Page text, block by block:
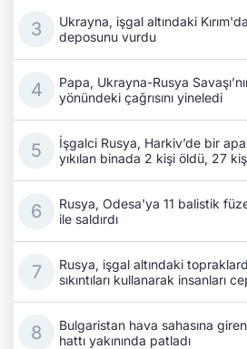
Ukrayna, işgal altındaki
deposunu vurdu
Papa, Ukrayna-Rusya
yönündeki çağrısını yineledi
İşgalci Rusya, Harkiv’de bir
yıkılan binada 2 kişi öldü, 27
Rusya, Odesa'ya 11 balistik
ile saldırdı
Rusya, işgal altındaki
sıkıntıları kullanarak insanları
Bulgaristan hava sahasına
hattı yakınında patladı